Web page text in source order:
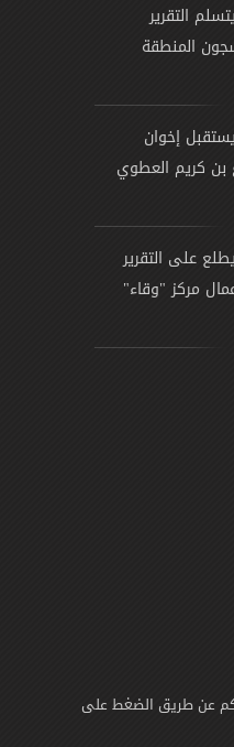
التقرير
المنطقة
إخوان
بن كريم العطوي
على التقرير
مركز "وقاء"
عن طريق الضغط على